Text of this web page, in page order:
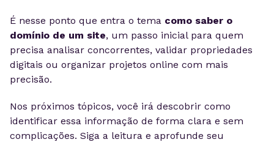
É nesse ponto que entra o tema como saber o
domínio de um site, um passo inicial para quem
precisa analisar concorrentes, validar propriedades
digitais ou organizar projetos online com mais
precisão.
Nos próximos tópicos, você irá descobrir como
identificar essa informação de forma clara e sem
complicações. Siga a leitura e aprofunde seu